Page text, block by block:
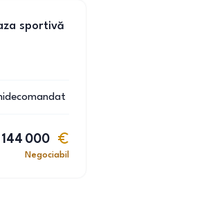
sportivă
144 000
Negociabil